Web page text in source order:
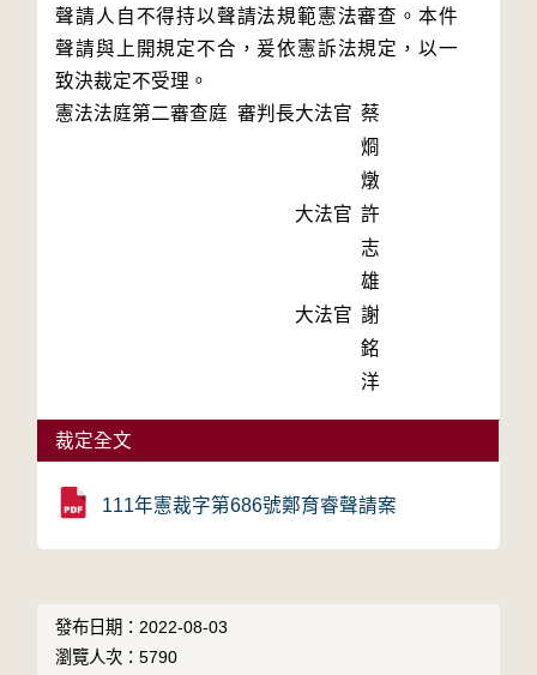
聲請人自不得持以聲請法規範憲法審查。本件
聲請與上開規定不合，爰依憲訴法規定，以一
致決裁定不受理。
憲法法庭第二審查庭 審判長大法官 蔡
烱
燉
大法官 許
志
雄
大法官 謝
銘
洋
裁定全文
111年憲裁字第686號鄭育睿聲請案
發布日期：2022-08-03
瀏覽人次：5790